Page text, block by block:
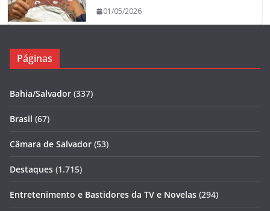
01/05/2026
Páginas
Bahia/Salvador (337)
Brasil (67)
Câmara de Salvador (53)
Destaques (1.715)
Entretenimento e Bastidores da TV e Novelas (294)